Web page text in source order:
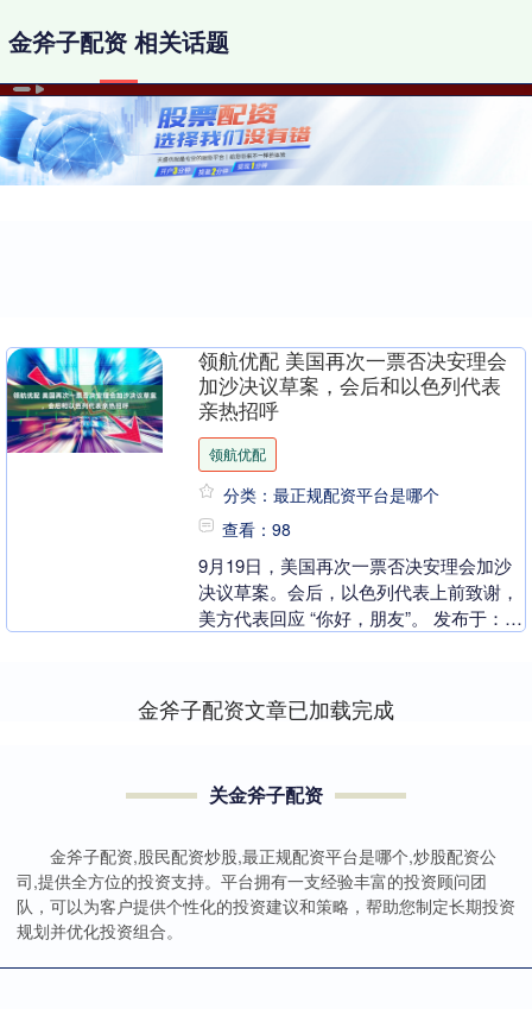
金斧子配资 相关话题
领航优配 美国再次一票否决安理会
加沙决议草案，会后和以色列代表
亲热招呼
领航优配
分类：最正规配资平台是哪个
查看：98
9月19日，美国再次一票否决安理会加沙
决议草案。会后，以色列代表上前致谢，
美方代表回应 “你好，朋友”。 发布于：上
金斧子配资文章已加载完成
关金斧子配资
金斧子配资,股民配资炒股,最正规配资平台是哪个,炒股配资公
司,提供全方位的投资支持。平台拥有一支经验丰富的投资顾问团
队，可以为客户提供个性化的投资建议和策略，帮助您制定长期投资
规划并优化投资组合。